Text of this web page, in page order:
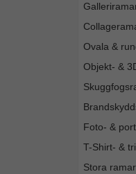
Ovala &
Objekt- &
Foto- &
T-Shirt- &
Stora ramar